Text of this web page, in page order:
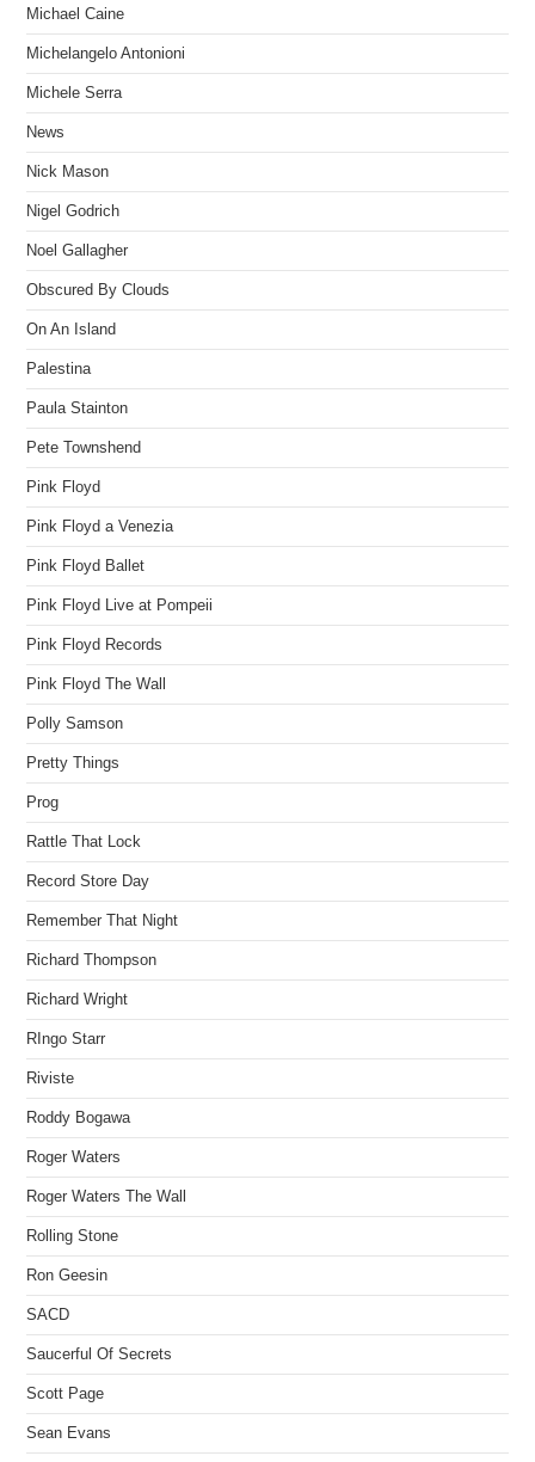
Michael Caine
Michelangelo Antonioni
Michele Serra
News
Nick Mason
Nigel Godrich
Noel Gallagher
Obscured By Clouds
On An Island
Palestina
Paula Stainton
Pete Townshend
Pink Floyd
Pink Floyd a Venezia
Pink Floyd Ballet
Pink Floyd Live at Pompeii
Pink Floyd Records
Pink Floyd The Wall
Polly Samson
Pretty Things
Prog
Rattle That Lock
Record Store Day
Remember That Night
Richard Thompson
Richard Wright
RIngo Starr
Riviste
Roddy Bogawa
Roger Waters
Roger Waters The Wall
Rolling Stone
Ron Geesin
SACD
Saucerful Of Secrets
Scott Page
Sean Evans